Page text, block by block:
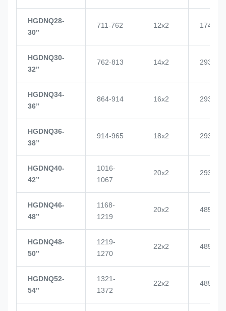
HGDNQ28-
30’’
711-762 12x2 1748
HGDNQ30-
32’’
762-813 14x2 2937
HGDNQ34-
36’’
864-914 16x2 2937
HGDNQ36-
38’’
914-965 18x2 2937
HGDNQ40-
42’’
1016-
1067
20x2 2937
HGDNQ46-
48’’
1168-
1219
20x2 4855
HGDNQ48-
50’’
1219-
1270
22x2 4855
HGDNQ52-
54’’
1321-
1372
22x2 4855